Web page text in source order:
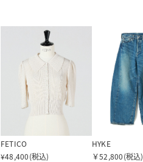
FETICO
¥48,400(税込)
HYKE
￥52,800(税込)